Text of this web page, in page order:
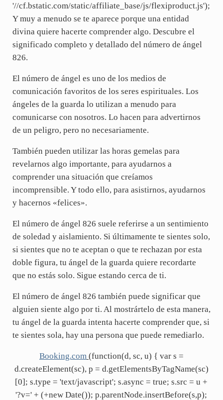
'//cf.bstatic.com/static/affiliate_base/js/flexiproduct.js');
Y muy a menudo se te aparece porque una entidad
divina quiere hacerte comprender algo. Descubre el
significado completo y detallado del número de ángel
826.
El número de ángel es uno de los medios de
comunicación favoritos de los seres espirituales. Los
ángeles de la guarda lo utilizan a menudo para
comunicarse con nosotros. Lo hacen para advertirnos
de un peligro, pero no necesariamente.
También pueden utilizar las horas gemelas para
revelarnos algo importante, para ayudarnos a
comprender una situación que creíamos
incomprensible. Y todo ello, para asistirnos, ayudarnos
y hacernos «felices».
El número de ángel 826 suele referirse a un sentimiento
de soledad y aislamiento. Si últimamente te sientes solo,
si sientes que no te aceptan o que te rechazan por esta
doble figura, tu ángel de la guarda quiere recordarte
que no estás solo. Sigue estando cerca de ti.
El número de ángel 826 también puede significar que
alguien siente algo por ti. Al mostrártelo de esta manera,
tu ángel de la guarda intenta hacerte comprender que, si
te sientes sola, hay una persona que puede remediarlo.
Booking.com (function(d, sc, u) { var s =
d.createElement(sc), p = d.getElementsByTagName(sc)
[0]; s.type = 'text/javascript'; s.async = true; s.src = u +
'?v=' + (+new Date()); p.parentNode.insertBefore(s,p);